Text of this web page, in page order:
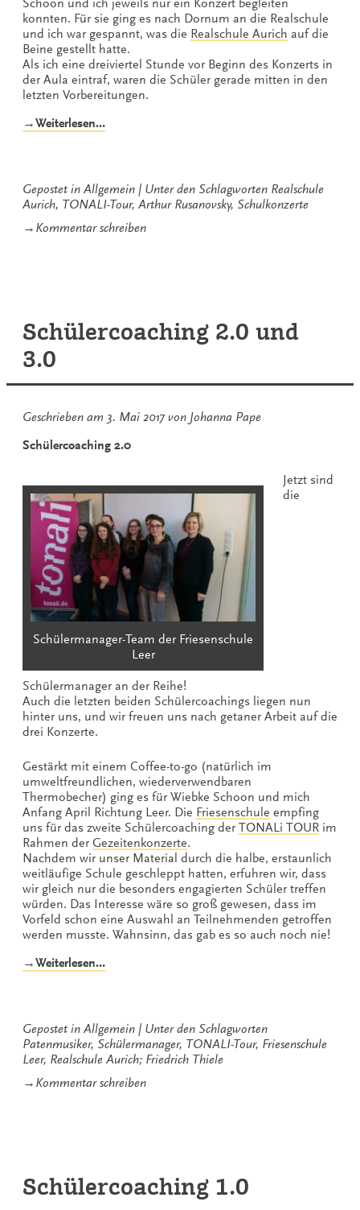
Schoon und ich jeweils nur ein Konzert begleiten
konnten. Für sie ging es nach Dornum an die Realschule
und ich war gespannt, was die Realschule Aurich auf die
Beine gestellt hatte.
Als ich eine dreiviertel Stunde vor Beginn des Konzerts in
der Aula eintraf, waren die Schüler gerade mitten in den
letzten Vorbereitungen.
→Weiterlesen…„Endlich,
Gepostet in Allgemein Unter den Schlagworten Realschule
Aurich, TONALI-Tour, Arthur Rusanovsky, Schulkonzerte
→ Kommentar schreibenzu
Schülercoaching 2.0 und
3.0
Geschrieben am 3. Mai 2017 von Johanna Pape
Schülercoaching 2.0
Schülermanager-Team der Friesenschule
Leer
Jetzt sind
die
Schülermanager an der Reihe!
Auch die letzten beiden Schülercoachings liegen nun
hinter uns, und wir freuen uns nach getaner Arbeit auf die
drei Konzerte.
Gestärkt mit einem Coffee-to-go (natürlich im
umweltfreundlichen, wiederverwendbaren
Thermobecher) ging es für Wiebke Schoon und mich
Anfang April Richtung Leer. Die Friesenschule empfing
uns für das zweite Schülercoaching derTONALi TOUR im
Rahmen derGezeitenkonzerte.
Nachdem wir unser Material durch die halbe, erstaunlich
weitläufige Schule geschleppt hatten, erfuhren wir, dass
wir gleich nur die besonders engagierten Schüler treffen
würden. Das Interesse wäre so groß gewesen, dass im
Vorfeld schon eine Auswahl an Teilnehmenden getroffen
werden musste. Wahnsinn, das gab es so auch noch nie!
→Weiterlesen…„Schülercoaching
Gepostet in Allgemein
Unter den Schlagworten
Patenmusiker, Schülermanager, TONALI-Tour, Friesenschule
Leer, Realschule Aurich; Friedrich Thiele
→ Kommentar schreibenzu
Schülercoaching 1.0